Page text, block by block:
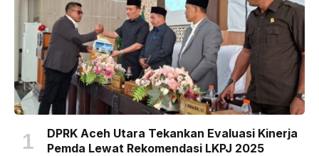
DPRK Aceh Utara Tekankan Evaluasi Kinerja
Pemda Lewat Rekomendasi LKPJ 2025